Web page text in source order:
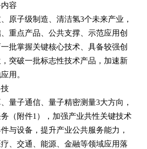
容
原子级制造、清洁氢3个未来产业，
重点产品、公共支撑、示范应用创
批掌握关键核心技术、具备较强创
突破一批标志性技术产品，加速新
用。
技
量子通信、量子精密测量3大方向，
（附件1），加强产业共性关键技术
与设备，提升产业公共服务能力，
、交通、能源、金融等领域应用落